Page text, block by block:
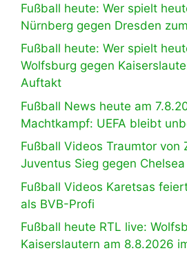
Fußball heute: Wer spielt
Nürnberg gegen Dresden
Fußball heute: Wer spielt
Wolfsburg gegen
Auftakt
Fußball News heute am
Machtkampf: UEFA bleibt
Fußball Videos Traumtor von
Juventus Sieg gegen Chelsea
Fußball Videos Karetsas
als BVB-Profi
Fußball heute RTL live:
Kaiserslautern am 8.8.2026